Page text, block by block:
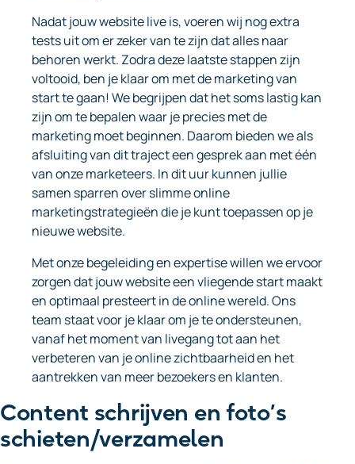
Nadat jouw website live is, voeren wij nog extra
tests uit om er zeker van te zijn dat alles naar
behoren werkt. Zodra deze laatste stappen zijn
voltooid, ben je klaar om met de marketing van
start te gaan! We begrijpen dat het soms lastig kan
zijn om te bepalen waar je precies met de
marketing moet beginnen. Daarom bieden we als
afsluiting van dit traject een gesprek aan met één
van onze marketeers. In dit uur kunnen jullie
samen sparren over slimme online
marketingstrategieën die je kunt toepassen op je
nieuwe website.
Met onze begeleiding en expertise willen we ervoor
zorgen dat jouw website een vliegende start maakt
en optimaal presteert in de online wereld. Ons
team staat voor je klaar om je te ondersteunen,
vanaf het moment van livegang tot aan het
verbeteren van je online zichtbaarheid en het
aantrekken van meer bezoekers en klanten.
Content schrijven en foto’s
schieten/verzamelen